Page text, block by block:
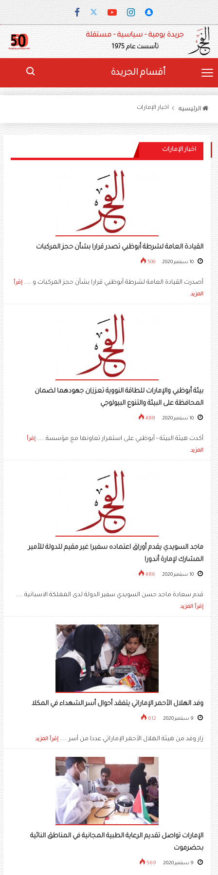
جريدة يومية - سياسية - مستقلة
تأسست عام 1975
أقسام الجريدة
الرئيسيه اخبار الإمارات
اخبار الإمارات
القيادة العامة لشرطة أبوظبي تصدر قرارا بشأن حجز المركبات
500
أصدرت القيادة العامة لشرطة أبوظبي قرارا بشأن حجز المركبات و ..... إقرأ
المزيد
بيئة أبوظبي والإمارات للطاقة النووية تعززان جهودهما لضمان
المحافظة على البيئة والتنوع البيولوجي
488
أكدت هيئة البيئة - أبوظبي على استمرار تعاونها مع مؤسسة ..... إقرأ
المزيد
ماجد السويدي يقدم أوراق اعتماده سفيرا غير مقيم للدولة للأمير
المشارك لإمارة أندورا
486
قدم سعادة ماجد حسن السويدي سفير الدولة لدى المملكة الاسبانية .....
إقرأ المزيد
وفد الهلال الأحمر الإماراتي يتفقد أحوال أسر الشهداء في المكلا
612
زار وفد من هيئة الهلال الأحمر الإماراتي عددا من أسر ..... إقرأ المزيد
الإمارات تواصل تقديم الرعاية الطبية المجانية في المناطق النائية
بحضرموت
569